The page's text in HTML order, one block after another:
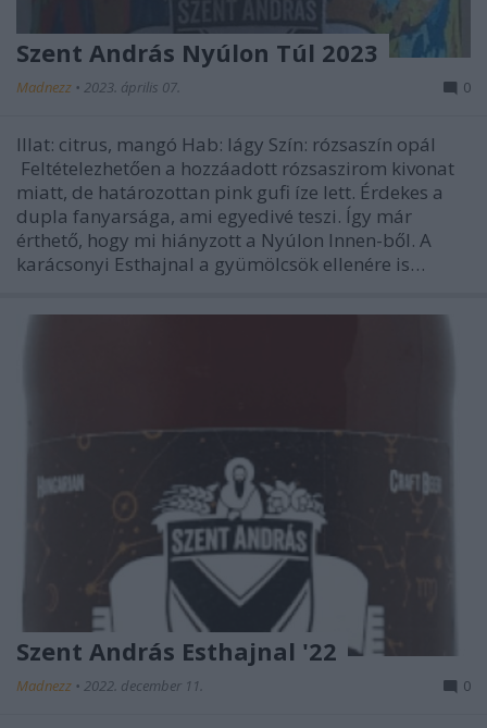
Szent András Nyúlon Túl 2023
Madnezz • 2023. április 07. 0
Illat: citrus, mangó Hab: lágy Szín: rózsaszín opál
Feltételezhetően a hozzáadott rózsaszirom kivonat
miatt, de határozottan pink gufi íze lett. Érdekes a
dupla fanyarsága, ami egyedivé teszi. Így már
érthető, hogy mi hiányzott a Nyúlon Innen-ből. A
karácsonyi Esthajnal a gyümölcsök ellenére is…
Szent András Esthajnal '22
Madnezz • 2022. december 11. 0